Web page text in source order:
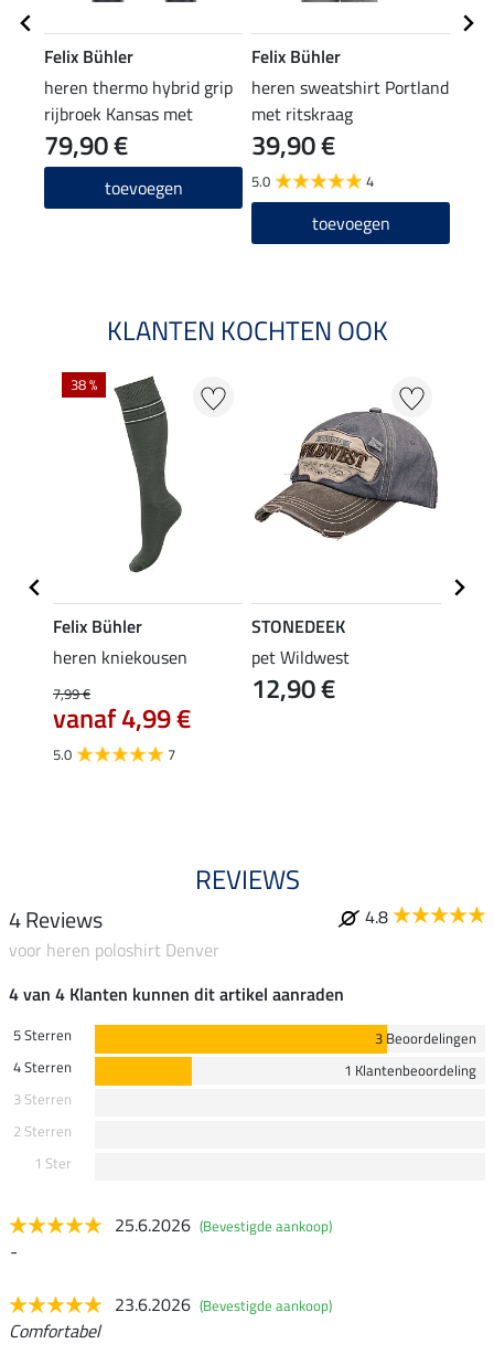
Felix Bühler
heren thermo hybrid grip
rijbroek Kansas met
zitvlak
79,90 €
toevoegen
Felix Bühler
heren sweatshirt Portland
met ritskraag
39,90 €
5.0 4
toevoegen
KLANTEN KOCHTEN OOK
38 %
Felix Bühler
heren kniekousen
7,99 €
vanaf 4,99 €
5.0 7
STONEDEEK
pet Wildwest
12,90 €
REVIEWS
4 Reviews
4.8
voor heren poloshirt Denver
4 van 4 Klanten kunnen dit artikel aanraden
5 Sterren
3 Beoordelingen
4 Sterren
1 Klantenbeoordeling
3 Sterren
2 Sterren
1 Ster
25.6.2026 (Bevestigde aankoop)
-
23.6.2026 (Bevestigde aankoop)
Comfortabel